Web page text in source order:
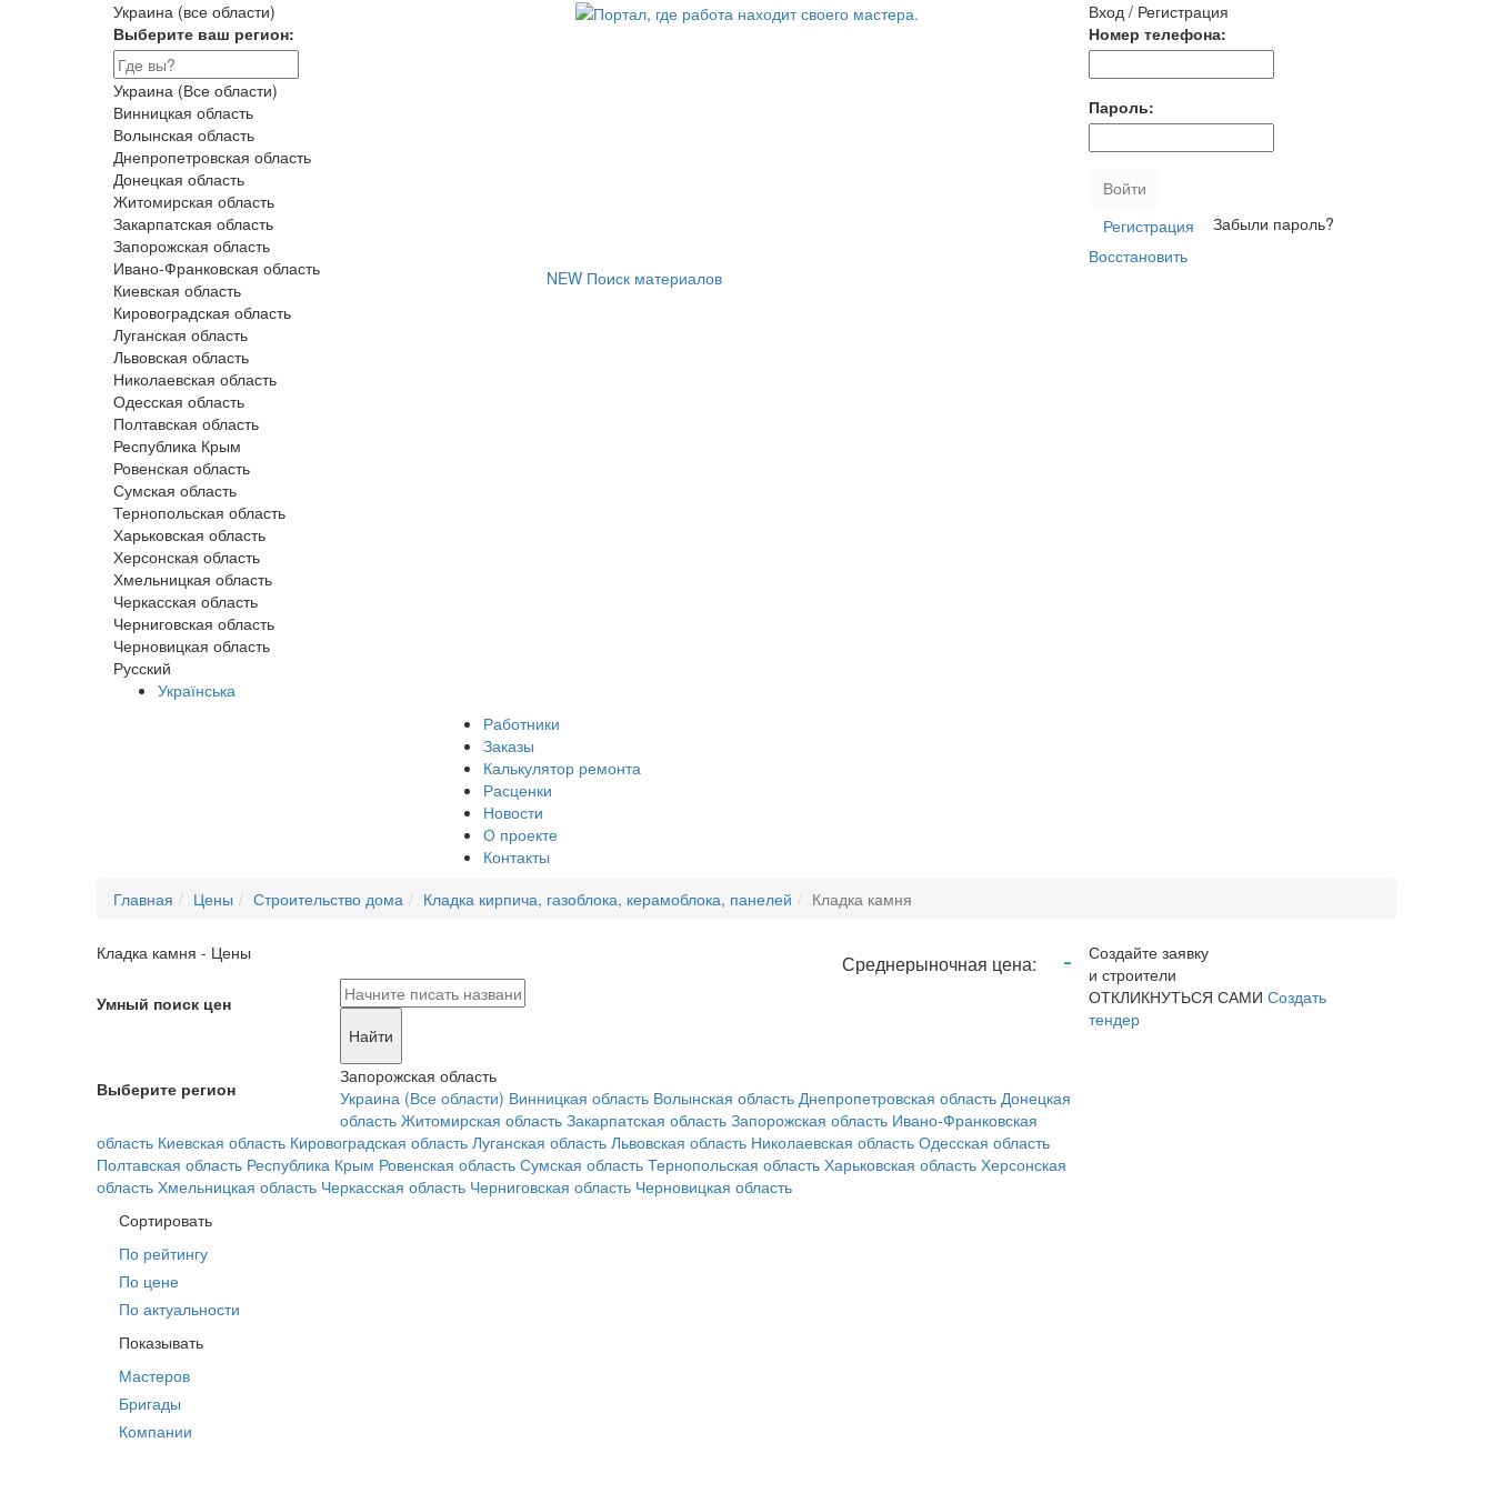
Украина (все области)
Выберите ваш регион:
Украина (Все области)
Винницкая область
Волынская область
Днепропетровская область
Донецкая область
Житомирская область
Закарпатская область
Запорожская область
Ивано-Франковская область
Киевская область
Кировоградская область
Луганская область
Львовская область
Николаевская область
Одесская область
Полтавская область
Республика Крым
Ровенская область
Сумская область
Тернопольская область
Харьковская область
Херсонская область
Хмельницкая область
Черкасская область
Черниговская область
Черновицкая область
Русский
Українська
Вход / Регистрация
Номер телефона:
Пароль:
Войти
Регистрация
Забыли пароль?
Восстановить
NEW Поиск материалов
Работники
Заказы
Калькулятор ремонта
Расценки
Новости
О проекте
Контакты
Главная
Цены Строительство дома Кладка кирпича, газоблока, керамоблока, панелей Кладка камня
Кладка камня - Цены Среднерыночная цена: -
Умный поиск цен
Найти
Выберите регион
Запорожская область
Украина (Все области) Винницкая область Волынская область Днепропетровская область Донецкая
область Житомирская область Закарпатская область Запорожская область Ивано-Франковская
область Киевская область Кировоградская область Луганская область Львовская область Николаевская область Одесская область
Полтавская область Республика Крым Ровенская область Сумская область Тернопольская область Харьковская область Херсонская
область Хмельницкая область Черкасская область Черниговская область Черновицкая область
Сортировать
По рейтингу
По цене
По актуальности
Показывать
Мастеров
Бригады
Компании
Создайте заявку
и строители
ОТКЛИКНУТЬСЯ САМИ Создать
тендер